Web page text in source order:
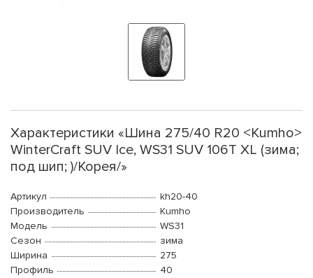
Характеристики «Шина 275/40 R20 <Kumho>
WinterCraft SUV Ice, WS31 SUV 106T XL (зима;
под шип; )/Корея/»
Артикул
kh20-40
Производитель
Kumho
Модель
WS31
Сезон
зима
Ширина
275
Профиль
40